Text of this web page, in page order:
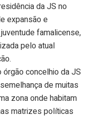
da JS no
expansão e
famalicense,
pelo atual
concelhio da JS
de muitas
zona onde habitam
matrizes políticas